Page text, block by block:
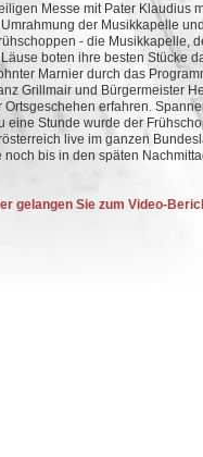
Messe mit Pater Klaudius
Umrahmung der Musikkapelle
- die Musikkapelle,
boten ihre besten Stücke
Marnier durch das
Grillmair und Bürgermeister
erfahren.
eine Stunde wurde der
live im ganzen
bis in den späten
gelangen Sie zum Video-